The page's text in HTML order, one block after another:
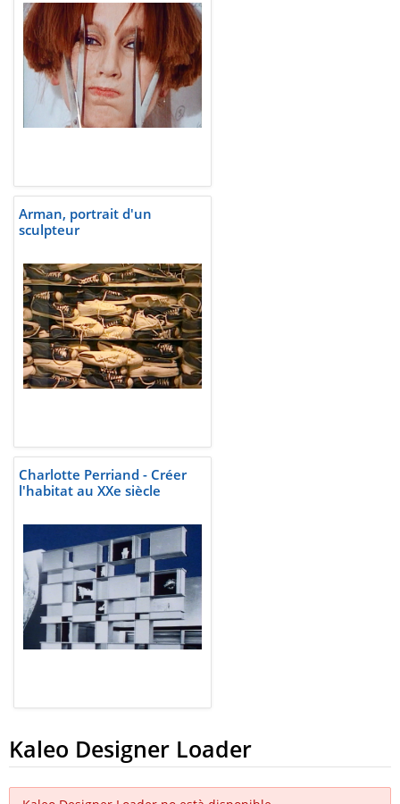
Arman, portrait d'un
sculpteur
Charlotte Perriand - Créer
l'habitat au XXe siècle
Kaleo Designer Loader